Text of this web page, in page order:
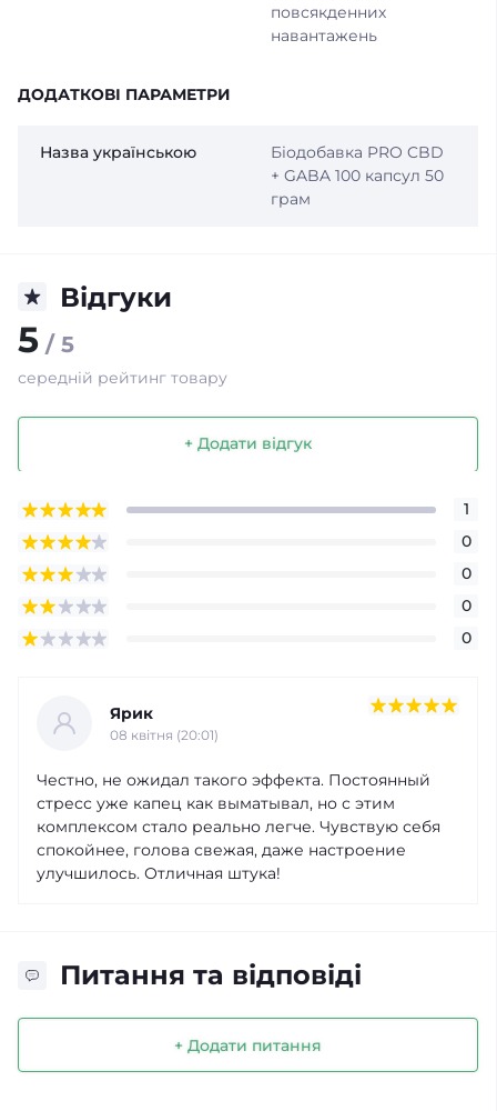
повсякденних
навантажень
ДОДАТКОВІ ПАРАМЕТРИ
Назва українською
Біодобавка PRO CBD
+ GABA 100 капсул 50
грам
Відгуки
5 / 5
середній рейтинг товару
+ Додати відгук
1
0
0
0
0
Ярик
08 квітня (20:01)
Честно, не ожидал такого эффекта. Постоянный
стресс уже капец как выматывал, но с этим
комплексом стало реально легче. Чувствую себя
спокойнее, голова свежая, даже настроение
улучшилось. Отличная штука!
Питання та відповіді
+ Додати питання